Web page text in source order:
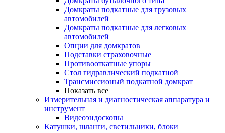
Домкраты подкатные для грузовых
автомобилей
Домкраты подкатные для легковых
автомобилей
Опции для домкратов
Подставки страховочные
Противооткатные упоры
Стол гидравлический подкатной
Трансмиссионый подкатной домкрат
Показать все
Измерительная и диагностическая аппаратура и
инструмент
Видеоэндоскопы
Катушки, шланги, светильники, блоки